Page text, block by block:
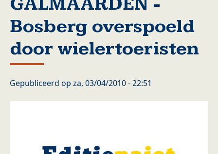
Bosberg overspoeld
door wielertoeristen
Gepubliceerd op za, 03/04/2010 - 22:51